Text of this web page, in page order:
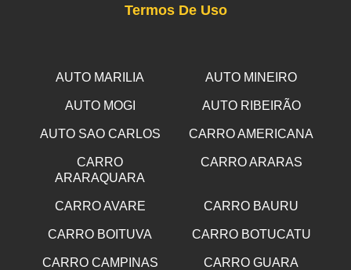
Termos De Uso
AUTO MARILIA AUTO MINEIRO
AUTO MOGI AUTO RIBEIRÃO
AUTO SAO CARLOS CARRO AMERICANA
CARRO
ARARAQUARA
CARRO ARARAS
CARRO AVARE CARRO BAURU
CARRO BOITUVA CARRO BOTUCATU
CARRO CAMPINAS CARRO GUARA